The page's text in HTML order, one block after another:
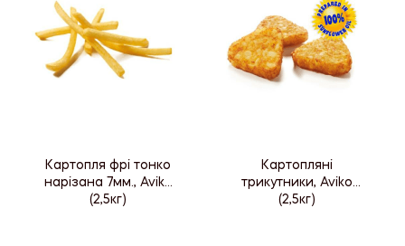
Картопля фрі тонко
нарізана 7мм., Aviko
(2,5кг)
Картопляні
трикутники, Aviko
(2,5кг)